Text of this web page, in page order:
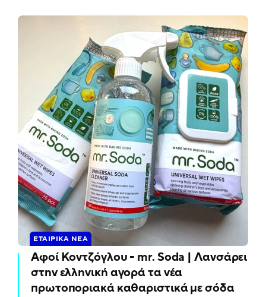
ΕΤΑΙΡΙΚΆ ΝΈΑ
Αφοί Κοντζόγλου - mr. Soda | Λανσάρει
στην ελληνική αγορά τα νέα
πρωτοποριακά καθαριστικά με σόδα